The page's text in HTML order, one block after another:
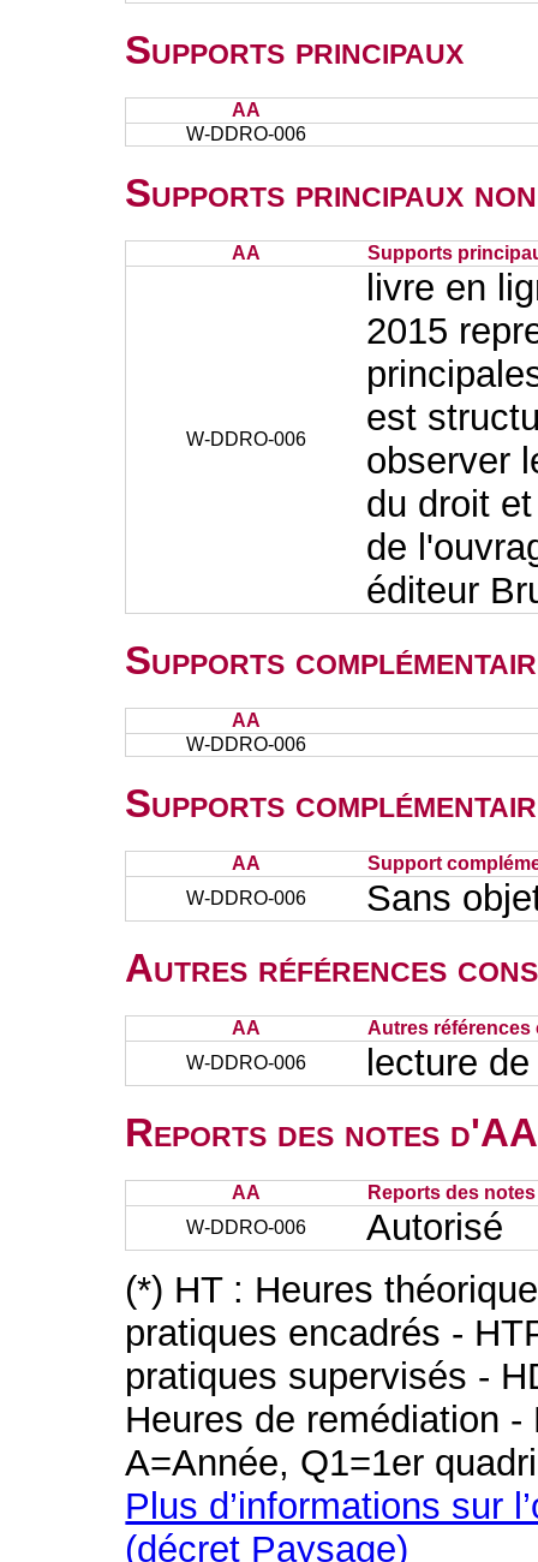
Supports principaux
AA
W-DDRO-006
Supports principaux
AA Supports
W-DDRO-006
livre en
2015
est
observer
du droit
de
éditeur
Supports
AA
W-DDRO-006
Supports
AA
Support
W-DDRO-006
Sans
Autres références
AA
Autres références
W-DDRO-006
lecture
Reports des notes
AA
Reports des
W-DDRO-006
Autorisé
(*) HT : Heures
pratiques encadrés -
pratiques supervisés -
Heures de remédiation
A=Année, Q1=1er
Plus d’informations sur
(décret Paysage)